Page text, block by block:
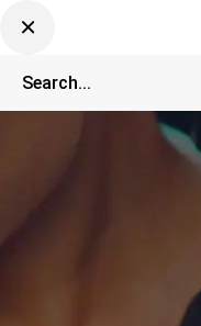
CLUBBING TV